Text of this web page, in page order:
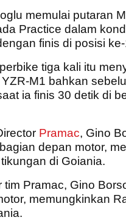
memulai putaran
Practice dalam
finis di posisi
tiga kali itu
M1 bahkan
ia finis 30 detik di
Pramac, Gino
depan motor,
di Goiania.
tim Pramac, Gino
memungkinkan